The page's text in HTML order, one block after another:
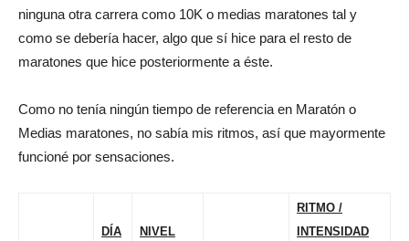
ninguna otra carrera como 10K o medias maratones tal y
como se debería hacer, algo que sí hice para el resto de
maratones que hice posteriormente a éste.
Como no tenía ningún tiempo de referencia en Maratón o
Medias maratones, no sabía mis ritmos, así que mayormente
funcioné por sensaciones.
DÍA NIVEL
RITMO /
INTENSIDAD